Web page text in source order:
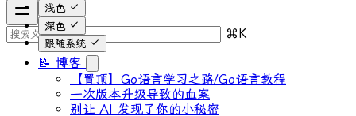
浅色
深色
跟随系统
⌘K
📝 博客
【置顶】Go语言学习之路/Go语言教程
一次版本升级导致的血案
别让 AI 发现了你的小秘密